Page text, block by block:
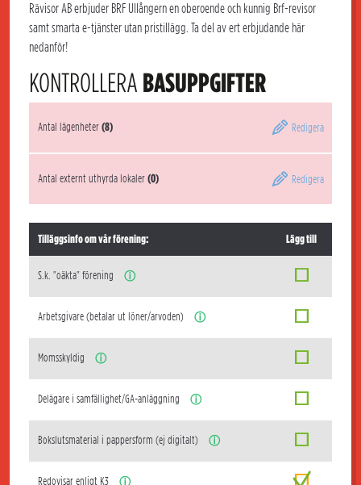
Rävisor AB erbjuder BRF Ullångern en oberoende och kunnig Brf-revisor
samt smarta e-tjänster utan pristillägg. Ta del av ert erbjudande här
nedanför!
KONTROLLERA BASUPPGIFTER
Antal lägenheter(8) Redigera
Antal externt uthyrda lokaler(0) Redigera
Tilläggsinfo om vår förening: Lägg till
S.k. "oäkta" förening ⓘ
Arbetsgivare (betalar ut löner/arvoden) ⓘ
Momsskyldig ⓘ
Delägare i samfällighet/GA-anläggning ⓘ
Bokslutsmaterial i pappersform (ej digitalt) ⓘ
Redovisar enligt K3 ⓘ